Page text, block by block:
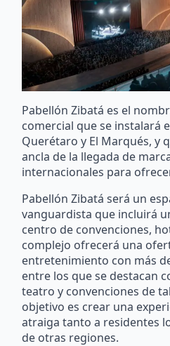
Pabellón Zibatá es el
comercial que se instalará
Querétaro y El Marqués, y
ancla de la llegada de
internacionales para
Pabellón Zibatá será un
vanguardista que incluirá
centro de convenciones,
complejo ofrecerá una
entretenimiento con más
entre los que se destacan
teatro y convenciones de
objetivo es crear una
atraiga tanto a residentes
de otras regiones.